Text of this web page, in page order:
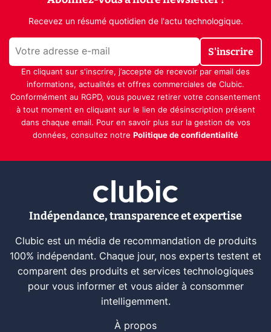
Recevez un résumé quotidien de l'actu technologique.
S'inscrire
En cliquant sur s'inscrire, j’accepte de recevoir par email des
informations, actualités et offres commerciales de Clubic.
Conformément au RGPD, vous pouvez retirer votre consentement
à tout moment en cliquant sur le lien de désinscription présent
dans chaque email. Pour en savoir plus sur la gestion de vos
données, consultez notre Politique de confidentialité
Indépendance, transparence et expertise
Clubic est un média de recommandation de produits
100% indépendant. Chaque jour, nos experts testent et
comparent des produits et services technologiques
pour vous informer et vous aider à consommer
intelligemment.
À propos